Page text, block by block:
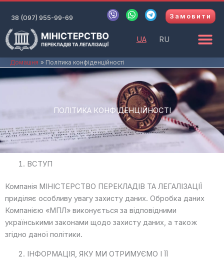
вмісту
38 (097) 955-99-69
V
i
W
h
a
p
T
e
r
m
Замовити
UA RU
Домашня Політика конфіденційності
ПОЛІТИКА КОНФІДЕНЦІЙНОСТІ
ВСТУП
Компанія МІНІСТЕРСТВО ПЕРЕКЛАДІВ ТА ЛЕГАЛІЗАЦІЇ
приділяє особливу увагу захисту даних. Обробка даних
Компанією «МПЛ» виконується за відповідними
українськими законами щодо захисту даних, а також
згідно даної політики.
ІНФОРМАЦІЯ, ЯКУ МИ ОТРИМУЄМО І ЇЇ